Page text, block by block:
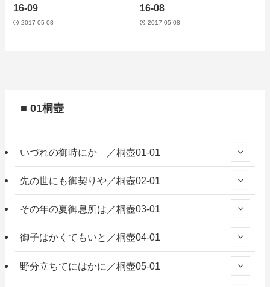
16-09
2017-05-08
16-08
2017-05-08
■ 01桐壺
いづれの御時にか ／桐壺01-01
先の世にも御契りや／桐壺02-01
その年の夏御息所は／桐壺03-01
御子はかくてもいと／桐壺04-01
野分立ちてにはかに／桐壺05-01